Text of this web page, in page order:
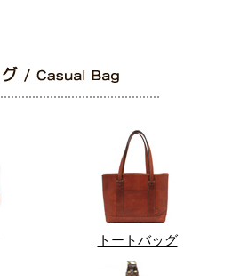
トートバッグ